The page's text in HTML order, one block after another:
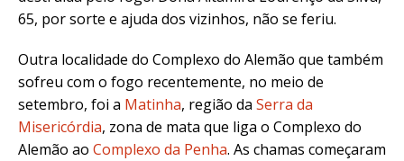
65, por sorte e ajuda dos vizinhos, não se feriu.
Outra localidade do Complexo do Alemão que também
sofreu com o fogo recentemente, no meio de
setembro, foi a Matinha, região da Serra da
Misericórdia, zona de mata que liga o Complexo do
Alemão ao Complexo da Penha. As chamas começaram